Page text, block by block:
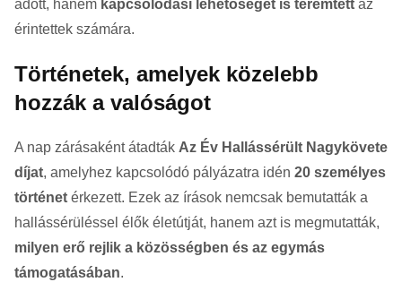
adott, hanem kapcsolódási lehetőséget is teremtett az
érintettek számára.
Történetek, amelyek közelebb
hozzák a valóságot
A nap zárásaként átadták Az Év Hallássérült Nagykövete
díjat, amelyhez kapcsolódó pályázatra idén 20 személyes
történet érkezett. Ezek az írások nemcsak bemutatták a
hallássérüléssel élők életútját, hanem azt is megmutatták,
milyen erő rejlik a közösségben és az egymás
támogatásában.